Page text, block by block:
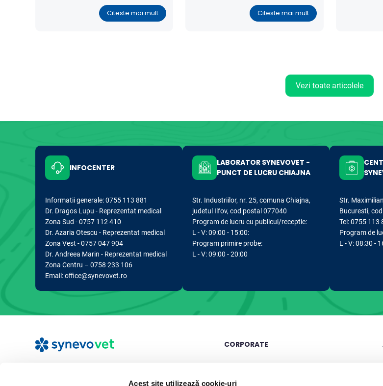
Acest site utilizează cookie-uri
tratamentului specific cu trilostan
(Vetoryl®), mitotan (Lysodren®) sau
Citeste mai mult Citeste mai mult
Vezi toate articolele
INFOCENTER
Informatii generale: 0755 113 881
Dr. Dragos Lupu - Reprezentat medical
Zona Sud - 0757 112 410
Dr. Azaria Otescu - Reprezentat medical
Zona Vest - 0757 047 904
Dr. Andreea Marin - Reprezentat medical
Zona Centru – 0758 233 106
Email: office@synevovet.ro
LABORATOR SYNEVOVET -
PUNCT DE LUCRU CHIAJNA
Str. Industriilor, nr. 25, comuna Chiajna,
judetul Ilfov, cod postal 077040
Program de lucru cu publicul/receptie:
L - V: 09:00 - 15:00:
Program primire probe:
L - V: 09:00 - 20:00
Str.
Bucuresti,
Tel: 0755 113
Program de
L - V: 08:30 -
CORPORATE